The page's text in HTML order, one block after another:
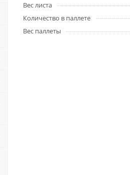
Вес листа
Количество в паллете
Вес паллеты